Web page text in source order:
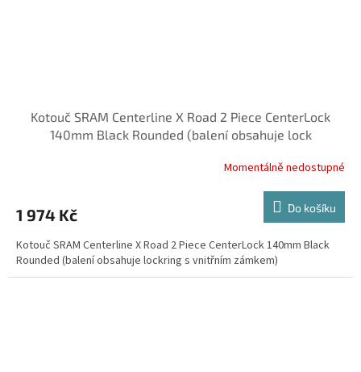
Kotouč SRAM Centerline X Road 2 Piece CenterLock
140mm Black Rounded (balení obsahuje lock
Momentálně nedostupné
1 974 Kč Do košíku
Kotouč SRAM Centerline X Road 2 Piece CenterLock 140mm Black
Rounded (balení obsahuje lockring s vnitřním zámkem)